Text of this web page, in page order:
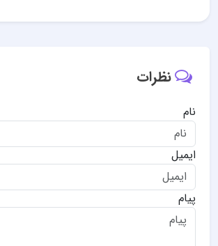
نظرات
نام
ایمیل
پیام